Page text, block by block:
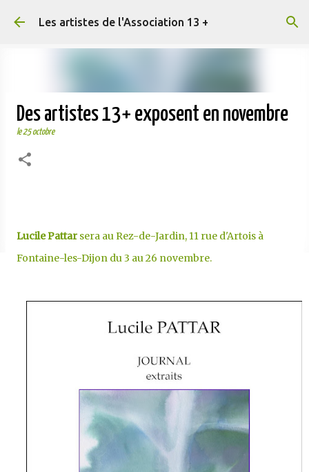
Accéder au contenu principal
Les artistes de l'Association 13 +
Des artistes 13+ exposent en novembre
le25 octobre
Lucile Pattar sera au Rez-de-Jardin, 11 rue d'Artois à
Fontaine-les-Dijon du 3 au 26 novembre.